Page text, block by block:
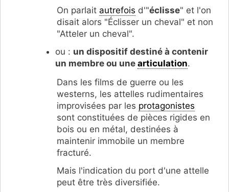
On parlait autrefois d'"éclisse" et l'on
disait alors "Éclisser un cheval" et non
"Atteler un cheval".
ou : un dispositif destiné à contenir
un membre ou une articulation.
Dans les films de guerre ou les
westerns, les attelles rudimentaires
improvisées par les protagonistes
sont constituées de pièces rigides en
bois ou en métal, destinées à
maintenir immobile un membre
fracturé.
Mais l'indication du port d'une attelle
peut être très diversifiée.